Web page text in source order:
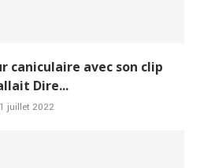
caniculaire avec son clip
Dire...
juillet 2022